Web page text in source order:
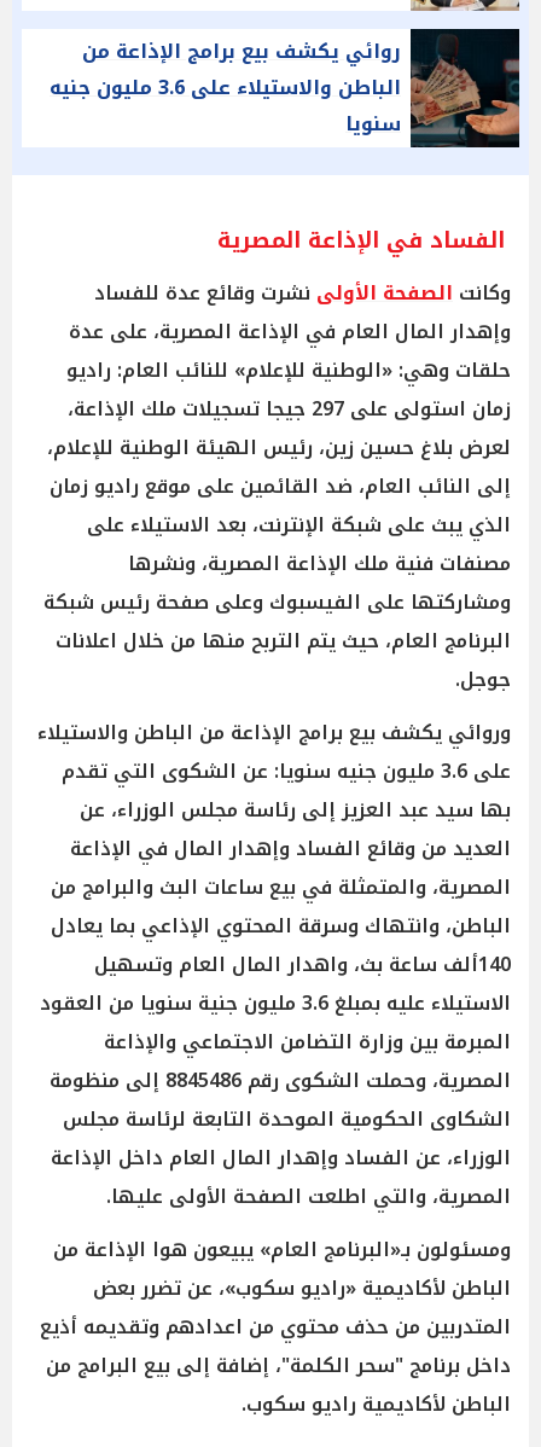
روائي يكشف بيع برامج الإذاعة من
الباطن والاستيلاء على 3.6 مليون جنيه
سنويا
الفساد في الإذاعة المصرية
وكانت الصفحة الأولى نشرت وقائع عدة للفساد
وإهدار المال العام في الإذاعة المصرية، على عدة
حلقات وهي: «الوطنية للإعلام» للنائب العام: راديو
زمان استولى على 297 جيجا تسجيلات ملك الإذاعة،
لعرض بلاغ حسين زين، رئيس الهيئة الوطنية للإعلام،
إلى النائب العام، ضد القائمين على موقع راديو زمان
الذي يبث على شبكة الإنترنت، بعد الاستيلاء على
مصنفات فنية ملك الإذاعة المصرية، ونشرها
ومشاركتها على الفيسبوك وعلى صفحة رئيس شبكة
البرنامج العام، حيث يتم التربح منها من خلال اعلانات
جوجل.
وروائي يكشف بيع برامج الإذاعة من الباطن والاستيلاء
على 3.6 مليون جنيه سنويا: عن الشكوى التي تقدم
بها سيد عبد العزيز إلى رئاسة مجلس الوزراء، عن
العديد من وقائع الفساد وإهدار المال في الإذاعة
المصرية، والمتمثلة في بيع ساعات البث والبرامج من
الباطن، وانتهاك وسرقة المحتوي الإذاعي بما يعادل
140ألف ساعة بث، واهدار المال العام وتسهيل
الاستيلاء عليه بمبلغ 3.6 مليون جنية سنويا من العقود
المبرمة بين وزارة التضامن الاجتماعي والإذاعة
المصرية، وحملت الشكوى رقم 8845486 إلى منظومة
الشكاوى الحكومية الموحدة التابعة لرئاسة مجلس
الوزراء، عن الفساد وإهدار المال العام داخل الإذاعة
المصرية، والتي اطلعت الصفحة الأولى عليها.
ومسئولون بـ«البرنامج العام» يبيعون هوا الإذاعة من
الباطن لأكاديمية «راديو سكوب»، عن تضرر بعض
المتدربين من حذف محتوي من اعدادهم وتقديمه أذيع
داخل برنامج "سحر الكلمة"، إضافة إلى بيع البرامج من
الباطن لأكاديمية راديو سكوب.